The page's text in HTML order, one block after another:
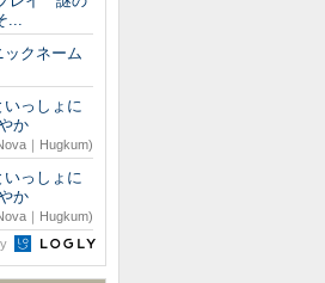
...
クネーム
いっしょに
か
｜Hugkum)
いっしょに
か
｜Hugkum)